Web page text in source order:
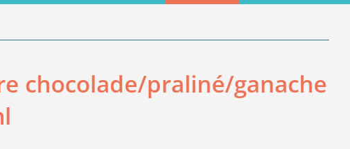
chocolade/praliné/ganache